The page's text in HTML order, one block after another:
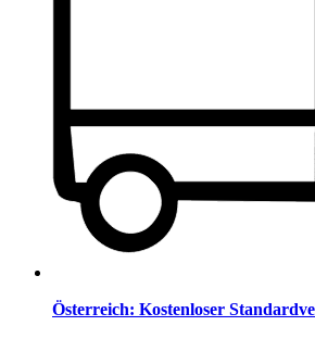
Österreich: Kostenloser